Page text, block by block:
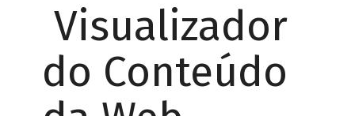
Visualizador
do Conteúdo